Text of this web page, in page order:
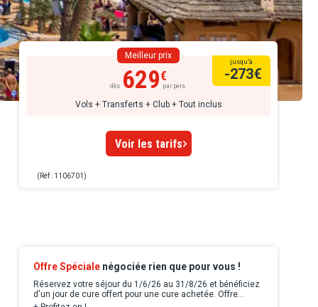
Meilleur prix
dès 629 par pers.
Vols + Transferts + Club + Tout inclus
jusqu’à
-273€
Voir les tarifs
(Réf : 1106701)
Offre Spéciale négociée rien que pour vous !
Réservez votre séjour du 1/6/26 au 31/8/26 et bénéficiez
d'un jour de cure offert pour une cure achetée. Offre
valable pour tout séjour compris entre le 1/6/26 et le